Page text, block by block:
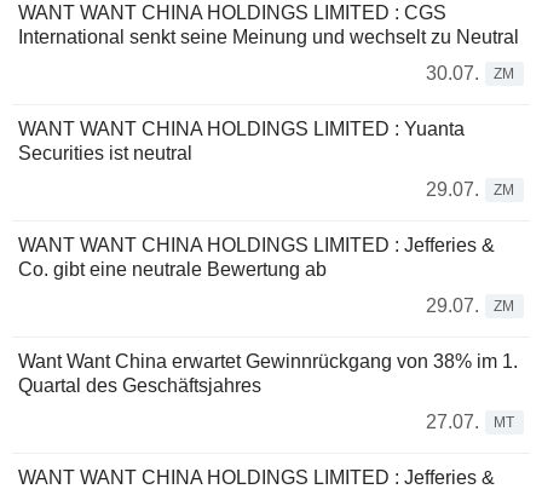
WANT WANT CHINA HOLDINGS LIMITED : CGS
International senkt seine Meinung und wechselt zu Neutral
30.07.
ZM
WANT WANT CHINA HOLDINGS LIMITED : Yuanta
Securities ist neutral
29.07.
ZM
WANT WANT CHINA HOLDINGS LIMITED : Jefferies &
Co. gibt eine neutrale Bewertung ab
29.07.
ZM
Want Want China erwartet Gewinnrückgang von 38% im 1.
Quartal des Geschäftsjahres
27.07.
MT
WANT WANT CHINA HOLDINGS LIMITED : Jefferies &